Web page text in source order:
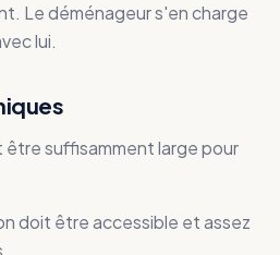
Le déménageur s'en charge
lui.
être suffisamment large pour
doit être accessible et assez